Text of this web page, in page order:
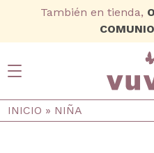
Ir al contenido principal
También en tienda,
Ruta de navegación
INICIO NIÑA